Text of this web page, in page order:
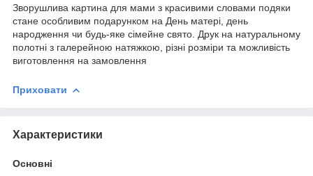
Зворушлива картина для мами з красивими словами подяки
стане особливим подарунком на День матері, день
народження чи будь-яке сімейне свято. Друк на натуральному
полотні з галерейною натяжкою, різні розміри та можливість
виготовлення на замовлення
Приховати
Характеристики
Основні